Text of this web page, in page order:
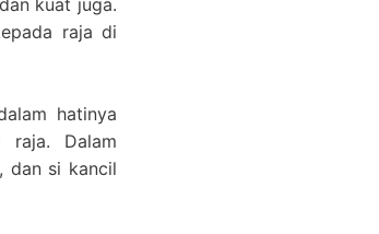
kuat juga.
raja di
hatinya
Dalam
dan si kancil